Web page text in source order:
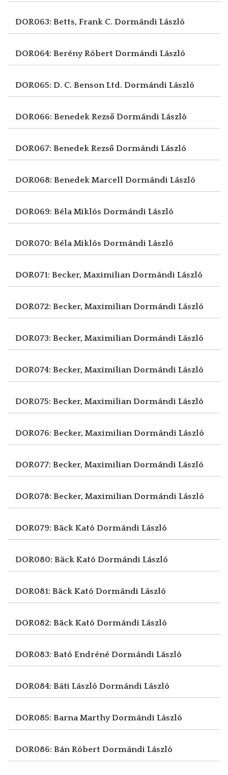
DOR063: Betts, Frank C. Dormándi László
DOR064: Berény Róbert Dormándi László
DOR065: D. C. Benson Ltd. Dormándi László
DOR066: Benedek Rezső Dormándi László
DOR067: Benedek Rezső Dormándi László
DOR068: Benedek Marcell Dormándi László
DOR069: Béla Miklós Dormándi László
DOR070: Béla Miklós Dormándi László
DOR071: Becker, MaximilianDormándi László
DOR072: Becker, MaximilianDormándi László
DOR073: Becker, MaximilianDormándi László
DOR074: Becker, MaximilianDormándi László
DOR075: Becker, MaximilianDormándi László
DOR076: Becker, MaximilianDormándi László
DOR077: Becker, MaximilianDormándi László
DOR078: Becker, MaximilianDormándi László
DOR079: Bäck Kató Dormándi László
DOR080: Bäck Kató Dormándi László
DOR081: Bäck Kató Dormándi László
DOR082: Bäck Kató Dormándi László
DOR083: Bató Endréné Dormándi László
DOR084: Báti László Dormándi László
DOR085: Barna MarthyDormándi László
DOR086: Bán Róbert Dormándi László